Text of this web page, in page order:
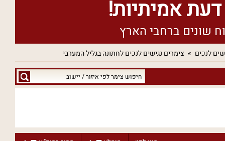
לנכים צימרים נגישים לנכים לחתונה בגליל המערבי
חיפוש
צימר
יישוב